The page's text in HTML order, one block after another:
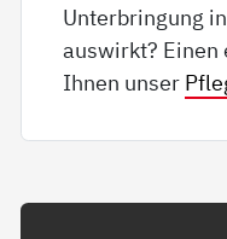
Unterbringung
auswirkt?
Ihnen unser